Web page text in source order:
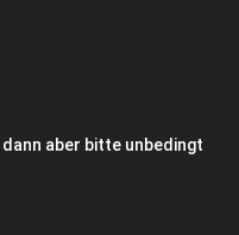
aber bitte unbedingt